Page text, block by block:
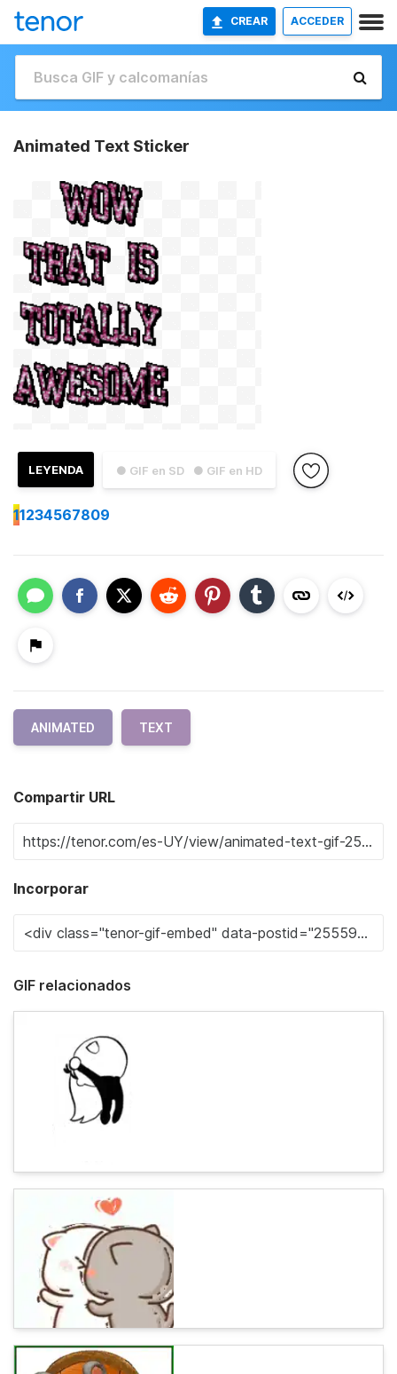
CREAR ACCEDER
Animated Text Sticker
● GIF en SD ● GIF en HD
LEYENDA
11234567809
ANIMATED TEXT
Compartir URL
Incorporar
GIF relacionados